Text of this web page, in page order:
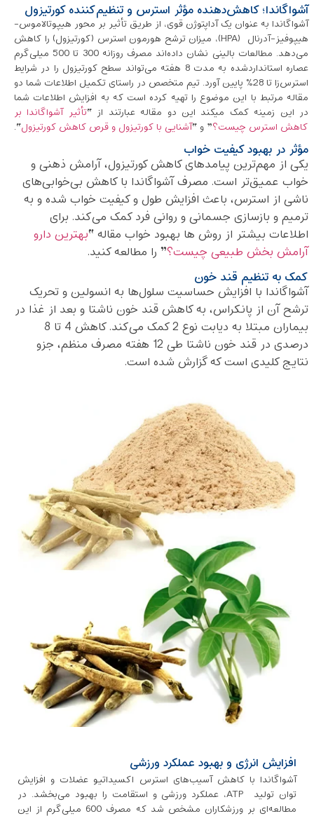
آشواگاندا؛ کاهش‌دهنده مؤثر استرس و تنظیم‌کننده کورتیزول
آشواگاندا به ‌عنوان یک آداپتوژن قوی، از طریق تأثیر بر محور هیپوتالاموس-
هیپوفیز-آدرنال (HPA)، میزان ترشح هورمون استرس (کورتیزول) را کاهش
می‌دهد. مطالعات بالینی نشان داده‌اند مصرف روزانه 300 تا 500 میلی‌گرم
عصاره استانداردشده به مدت 8 هفته می‌تواند سطح کورتیزول را در شرایط
استرس‌زا تا 28% پایین آورد. تیم متخصص در راستای تکمیل اطلاعات شما دو
مقاله مرتبط با این موضوع را تهیه کرده است که به افزایش اطلاعات شما
در این زمینه کمک میکند این دو مقاله عبارتند از “تأثیر آشواگاندا بر
کاهش استرس چیست؟” و “آشنایی با کورتیزول و قرص کاهش کورتیزول“.
مؤثر در بهبود کیفیت خواب
یکی از مهم‌ترین پیامدهای کاهش کورتیزول، آرامش ذهنی و
خواب عمیق‌تر است. مصرف آشواگاندا با کاهش بی‌خوابی‌های
ناشی از استرس، باعث افزایش طول و کیفیت خواب شده و به
ترمیم و بازسازی جسمانی و روانی فرد کمک می‌کند. برای
اطلاعات بیشتر از روش ها بهبود خواب مقاله “بهترین دارو
آرامش بخش طبیعی چیست؟” را مطالعه کنید.
کمک به تنظیم قند خون
آشواگاندا با افزایش حساسیت سلول‌ها به انسولین و تحریک
ترشح آن از پانکراس، به کاهش قند خون ناشتا و بعد از غذا در
بیماران مبتلا به دیابت نوع 2 کمک می‌کند. کاهش 4 تا 8
درصدی در قند خون ناشتا طی 12 هفته مصرف منظم، جزو
نتایج کلیدی است که گزارش شده است.
افزایش انرژی و بهبود عملکرد ورزشی
آشواگاندا با کاهش آسیب‌های استرس اکسیداتیو عضلات و افزایش
توان تولید ATP، عملکرد ورزشی و استقامت را بهبود می‌بخشد. در
مطالعه‌ای بر ورزشکاران مشخص شد که مصرف 600 میلی‌گرم از این